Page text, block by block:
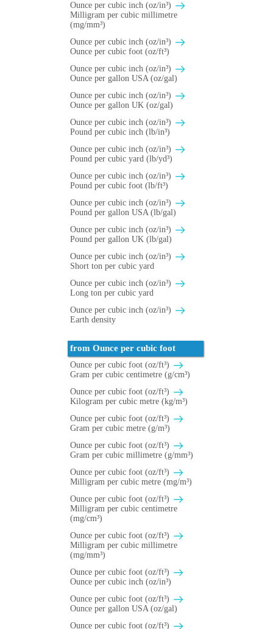
Ounce per cubic inch (oz/in³)
Milligram per cubic millimetre
(mg/mm³)
Ounce per cubic inch (oz/in³)
Ounce per cubic foot (oz/ft³)
Ounce per cubic inch (oz/in³)
Ounce per gallon USA (oz/gal)
Ounce per cubic inch (oz/in³)
Ounce per gallon UK (oz/gal)
Ounce per cubic inch (oz/in³)
Pound per cubic inch (lb/in³)
Ounce per cubic inch (oz/in³)
Pound per cubic yard (lb/yd³)
Ounce per cubic inch (oz/in³)
Pound per cubic foot (lb/ft³)
Ounce per cubic inch (oz/in³)
Pound per gallon USA (lb/gal)
Ounce per cubic inch (oz/in³)
Pound per gallon UK (lb/gal)
Ounce per cubic inch (oz/in³)
Short ton per cubic yard
Ounce per cubic inch (oz/in³)
Long ton per cubic yard
Ounce per cubic inch (oz/in³)
Earth density
from Ounce per cubic foot
Ounce per cubic foot (oz/ft³)
Gram per cubic centimetre (g/cm³)
Ounce per cubic foot (oz/ft³)
Kilogram per cubic metre (kg/m³)
Ounce per cubic foot (oz/ft³)
Gram per cubic metre (g/m³)
Ounce per cubic foot (oz/ft³)
Gram per cubic millimetre (g/mm³)
Ounce per cubic foot (oz/ft³)
Milligram per cubic metre (mg/m³)
Ounce per cubic foot (oz/ft³)
Milligram per cubic centimetre
(mg/cm³)
Ounce per cubic foot (oz/ft³)
Milligram per cubic millimetre
(mg/mm³)
Ounce per cubic foot (oz/ft³)
Ounce per cubic inch (oz/in³)
Ounce per cubic foot (oz/ft³)
Ounce per gallon USA (oz/gal)
Ounce per cubic foot (oz/ft³)